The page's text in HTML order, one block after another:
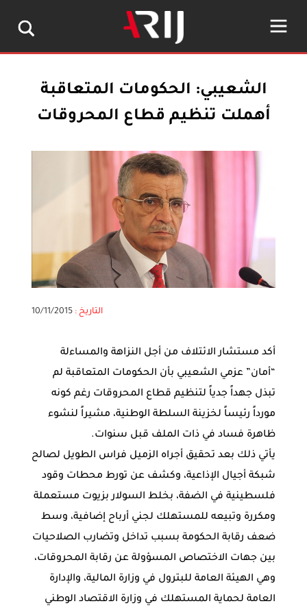
الشعيبي: الحكومات المتعاقبة
أهملت تنظيم قطاع المحروقات
التاريخ :10/11/2015
أكد مستشار الائتلاف من أجل النزاهة والمساءلة
“أمان” عزمي الشعيبي بأن الحكومات المتعاقبة لم
تبذل جهداً جدياً لتنظيم قطاع المحروقات رغم كونه
مورداً رئيساً لخزينة السلطة الوطنية، مشيراً لنشوء
ظاهرة فساد في ذات الملف قبل سنوات.
يأتي ذلك بعد تحقيق أجراه الزميل فراس الطويل لصالح
شبكة أجيال الإذاعية، وكشف عن تورط محطات وقود
فلسطينية في الضفة، بخلط السولار بزيوت مستعملة
ومكررة وتبيعه للمستهلك لجني أرباح إضافية، وسط
ضعف رقابة الحكومة بسبب تداخل وتضارب الصلاحيات
بين جهات الاختصاص المسؤولة عن رقابة المحروقات،
وهي الهيئة العامة للبترول في وزارة المالية، والإدارة
العامة لحماية المستهلك في وزارة الاقتصاد الوطني